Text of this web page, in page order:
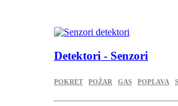
Detektori - Senzori
POKRET POŽAR GAS POPLAVA